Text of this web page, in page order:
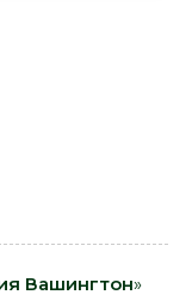
Вашингтон»